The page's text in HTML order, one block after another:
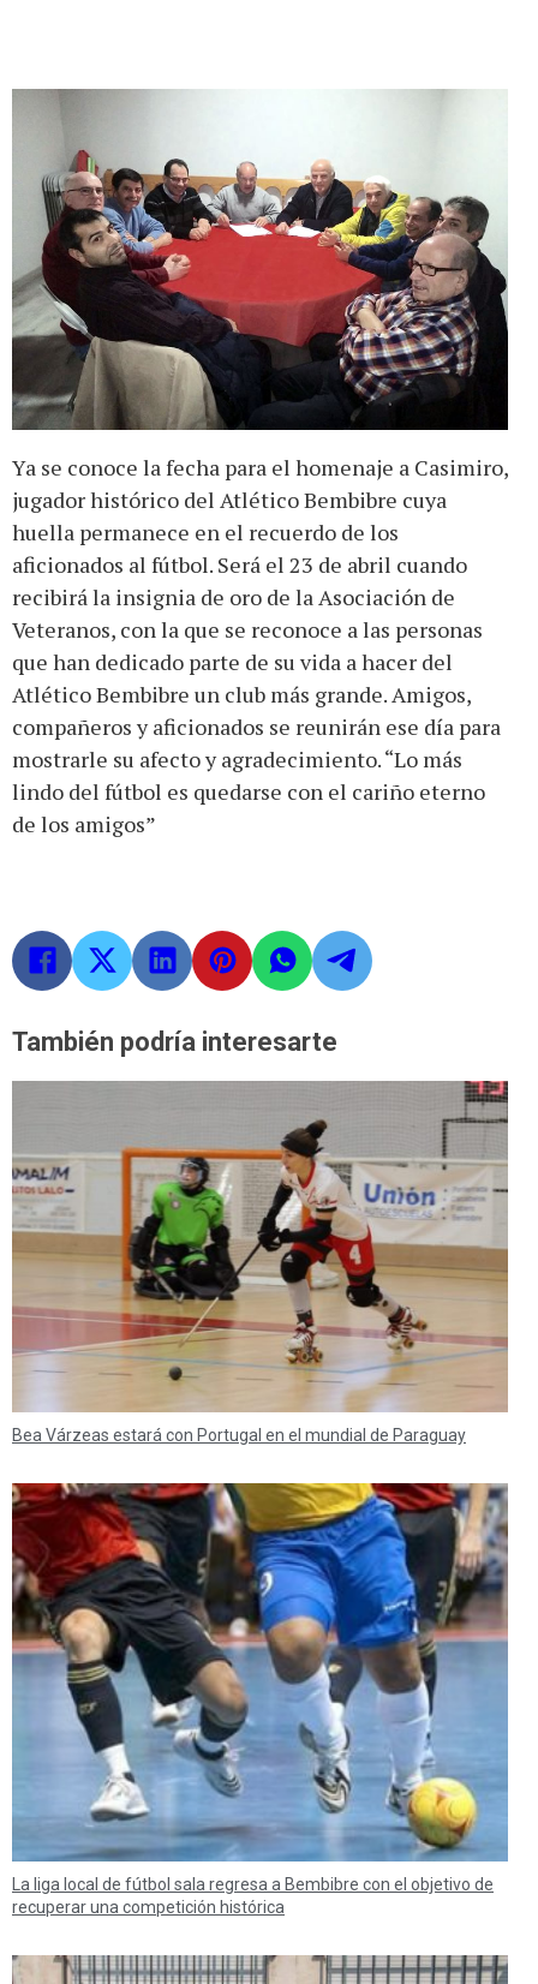
Ya se conoce la fecha para el homenaje a Casimiro,
jugador histórico del Atlético Bembibre cuya
huella permanece en el recuerdo de los
aficionados al fútbol. Será el 23 de abril cuando
recibirá la insignia de oro de la Asociación de
Veteranos, con la que se reconoce a las personas
que han dedicado parte de su vida a hacer del
Atlético Bembibre un club más grande. Amigos,
compañeros y aficionados se reunirán ese día para
mostrarle su afecto y agradecimiento. “Lo más
lindo del fútbol es quedarse con el cariño eterno
de los amigos”
También podría interesarte
Bea Várzeas estará con Portugal en el mundial de Paraguay
La liga local de fútbol sala regresa a Bembibre con el objetivo de
recuperar una competición histórica